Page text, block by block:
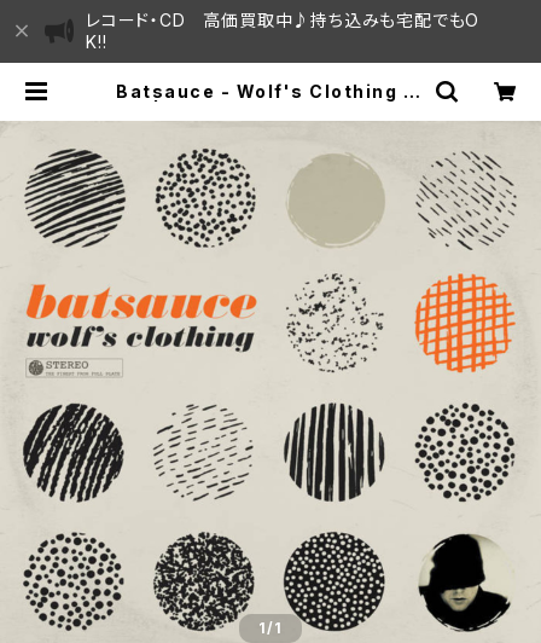
レコード・CD 高価買取中♪持ち込みも宅配でもO
K!!
Batsauce - Wolf's Clothing "L
1/1